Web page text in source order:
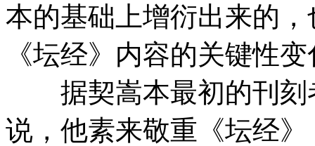
本的基础上增衍出来的
《坛经》内容的关键性
据契嵩本最初的刊刻
说，他素来敬重《坛经